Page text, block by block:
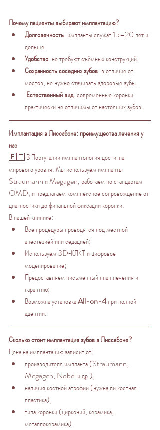
Почему пациенты выбирают имплантацию?
Долговечность: импланты служат 15–20 лет и
дольше.
Удобство: не требуют съёмных конструкций.
Сохранность соседних зубов: в отличие от
мостов, не нужно стачивать здоровые зубы.
Естественный вид: современные коронки
практически не отличимы от настоящих зубов.
Имплантация в Лиссабоне: преимущества лечения у
нас
🇵🇹 В Португалии имплантология достигла
мирового уровня. Мы используем импланты
Straumann и Megagen, работаем по стандартам
OMD, и предлагаем комплексное сопровождение от
диагностики до финальной фиксации коронки.
В нашей клинике:
Все процедуры проводятся под местной
анестезией или седацией;
Используем 3D‑КЛКТ и цифровое
моделирование;
Предоставляем письменный план лечения и
гарантию;
Возможна установка All-on-4 при полной
адентии.
Сколько стоит имплантация зубов в Лиссабоне?
Цена на имплантацию зависит от:
производителя импланта (Straumann,
Megagen, Nobel и др.),
наличия костной атрофии (нужна ли костная
пластика),
типа коронки (цирконий, керамика,
металлокерамика).